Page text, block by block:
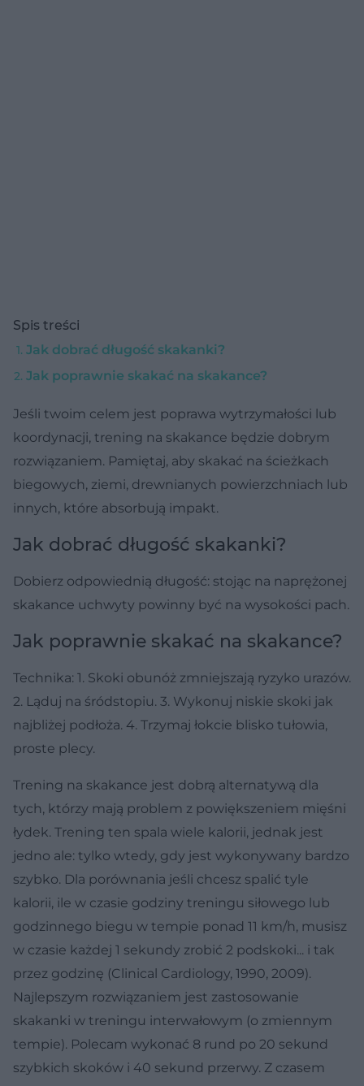
Spis treści
Jak dobrać długość skakanki?
Jak poprawnie skakać na skakance?
Jeśli twoim celem jest poprawa wytrzymałości lub
koordynacji, trening na skakance będzie dobrym
rozwiązaniem. Pamiętaj, aby skakać na ścieżkach
biegowych, ziemi, drewnianych powierzchniach lub
innych, które absorbują impakt.
Jak dobrać długość skakanki?
Dobierz odpowiednią długość: stojąc na naprężonej
skakance uchwyty powinny być na wysokości pach.
Jak poprawnie skakać na skakance?
Technika: 1. Skoki obunóż zmniejszają ryzyko urazów.
2. Ląduj na śródstopiu. 3. Wykonuj niskie skoki jak
najbliżej podłoża. 4. Trzymaj łokcie blisko tułowia,
proste plecy.
Trening na skakance jest dobrą alternatywą dla
tych, którzy mają problem z powiększeniem mięśni
łydek. Trening ten spala wiele kalorii, jednak jest
jedno ale: tylko wtedy, gdy jest wykonywany bardzo
szybko. Dla porównania jeśli chcesz spalić tyle
kalorii, ile w czasie godziny treningu siłowego lub
godzinnego biegu w tempie ponad 11 km/h, musisz
w czasie każdej 1 sekundy zrobić 2 podskoki... i tak
przez godzinę (Clinical Cardiology, 1990, 2009).
Najlepszym rozwiązaniem jest zastosowanie
skakanki w treningu interwałowym (o zmiennym
tempie). Polecam wykonać 8 rund po 20 sekund
szybkich skoków i 40 sekund przerwy. Z czasem